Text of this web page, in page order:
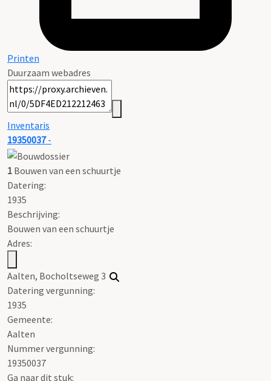
Printen
Duurzaam webadres
Inventaris
19350037-
1 Bouwen van een schuurtje
Datering:
1935
Beschrijving:
Bouwen van een schuurtje
Adres:
Aalten, Bocholtseweg 3
Datering vergunning:
1935
Gemeente:
Aalten
Nummer vergunning:
19350037
Ga naar dit stuk: